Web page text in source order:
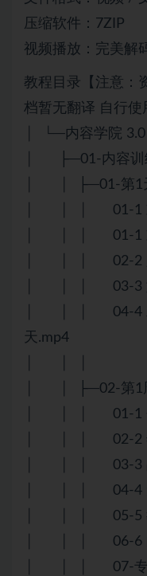
压缩软件：7ZIP
视频播放：完美解
教程目录【注意：
档暂无翻译 自行使
│ └─内容学院 3.0
│ ├─01-内容训
│ │ ├─01-第1
│ │ │ 01-1 欢
│ │ │ 01-1 欢
│ │ │ 02-2 加
│ │ │ 03-3 如
│ │ │ 04-4 发
天.mp4
│ │ ├─02-第1周
│ │ │ 01-1 个
│ │ │ 02-2 年
│ │ │ 03-3 品
│ │ │ 04-4 无
│ │ │ 05-5 教
│ │ │ 06-6 向
│ │ │ 07-专业